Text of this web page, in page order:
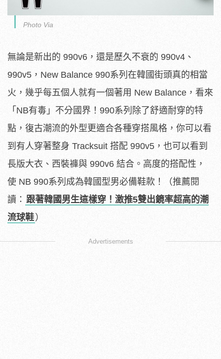
Photo Via
無論是新出的 990v6，還是歷久不衰的 990v4、
990v5，New Balance 990系列在韓國街頭真的相當
火，幾乎每五個人就有一個著用 New Balance，看來
「NB有毒」不分國界！990系列除了舒適耐穿的特
點，復古潮流的外型更適合各種穿搭風格，你可以看
到有人穿著整身 Tracksuit 搭配 990v5，也可以看到
長版大衣、西裝褲與 990v6 結合。高度的搭配性，
使 NB 990系列成為韓國型男必備鞋款！（推薦閱
讀： 跟著韓國男生這樣穿！激推5雙出鏡率超高的潮
流球鞋 ）
Advertisements